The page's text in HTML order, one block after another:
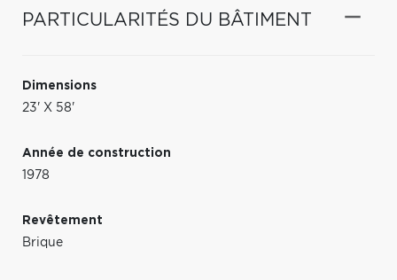
PARTICULARITÉS DU BÂTIMENT
Dimensions
23' X 58'
Année de construction
1978
Revêtement
Brique